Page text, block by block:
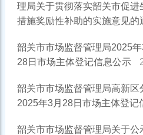
理局关于贯彻落实韶关市促
措施奖励性补助的实施意见的
韶关市市场监督管理局2025
28日市场主体登记信息公示
韶关市市场监督管理局高新
2025年3月28日市场主体登记
韶关市市场监督管理局关于